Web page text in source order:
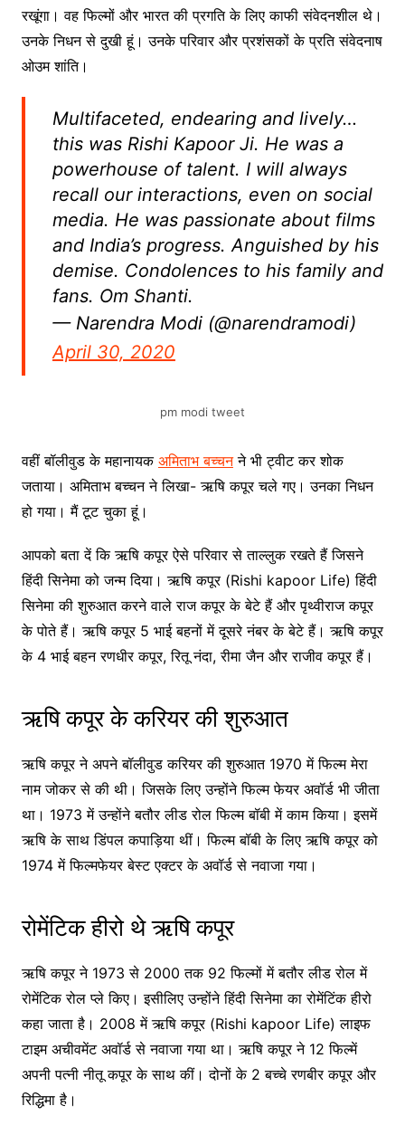
रखूंगा। वह फिल्मों और भारत की प्रगति के लिए काफी संवेदनशील थे।
उनके निधन से दुखी हूं। उनके परिवार और प्रशंसकों के प्रति संवेदनाष
ओउम शांति।
Multifaceted, endearing and lively…
this was Rishi Kapoor Ji. He was a
powerhouse of talent. I will always
recall our interactions, even on social
media. He was passionate about films
and India’s progress. Anguished by his
demise. Condolences to his family and
fans. Om Shanti.
— Narendra Modi (@narendramodi)
April 30, 2020
pm modi tweet
वहीं बॉलीवुड के महानायक अमिताभ बच्चनने भी ट्वीट कर शोक
जताया। अमिताभ बच्चन ने लिखा- ऋषि कपूर चले गए। उनका निधन
हो गया। मैं टूट चुका हूं।
आपको बता दें कि ऋषि कपूर ऐसे परिवार से ताल्लुक रखते हैं जिसने
हिंदी सिनेमा को जन्म दिया। ऋषि कपूर (Rishi kapoor Life) हिंदी
सिनेमा की शुरुआत करने वाले राज कपूर के बेटे हैं और पृथ्वीराज कपूर
के पोते हैं। ऋषि कपूर 5 भाई बहनों में दूसरे नंबर के बेटे हैं। ऋषि कपूर
के 4 भाई बहन रणधीर कपूर, रितू नंदा, रीमा जैन और राजीव कपूर हैं।
ऋषि कपूर के करियर की शुरुआत
ऋषि कपूर ने अपने बॉलीवुड करियर की शुरुआत 1970 में फिल्म मेरा
नाम जोकर से की थी। जिसके लिए उन्होंने फिल्म फेयर अवॉर्ड भी जीता
था। 1973 में उन्होंने बतौर लीड रोल फिल्म बॉबी में काम किया। इसमें
ऋषि के साथ डिंपल कपाड़िया थीं। फिल्म बॉबी के लिए ऋषि कपूर को
1974 में फिल्मफेयर बेस्ट एक्टर के अवॉर्ड से नवाजा गया।
रोमेंटिक हीरो थे ऋषि कपूर
ऋषि कपूर ने 1973 से 2000 तक 92 फिल्मों में बतौर लीड रोल में
रोमेंटिक रोल प्ले किए। इसीलिए उन्होंने हिंदी सिनेमा का रोमेंटिंक हीरो
कहा जाता है। 2008 में ऋषि कपूर (Rishi kapoor Life) लाइफ
टाइम अचीवमेंट अवॉर्ड से नवाजा गया था। ऋषि कपूर ने 12 फिल्में
अपनी पत्नी नीतू कपूर के साथ कीं। दोनों के 2 बच्चे रणबीर कपूर और
रिद्धिमा है।